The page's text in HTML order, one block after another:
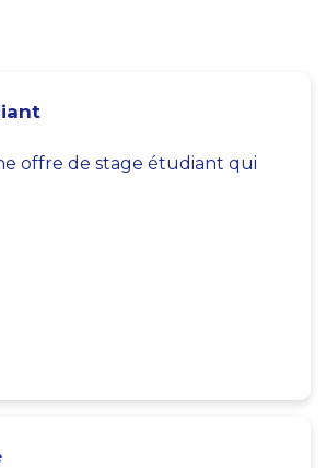
offre de stage étudiant qui